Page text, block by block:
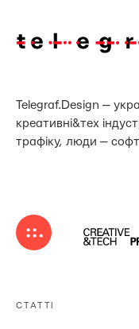
Telegraf.Design —
креативні&тех
трафіку, люди —
СТАТТІ